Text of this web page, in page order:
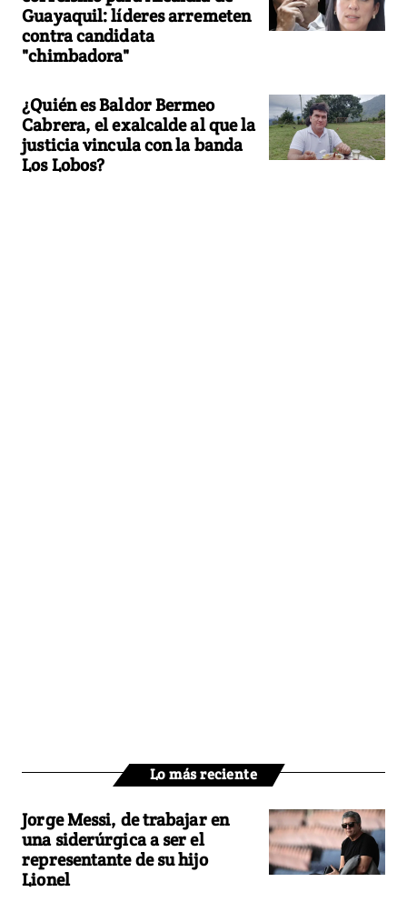
Guayaquil: líderes arremeten
contra candidata
"chimbadora"
¿Quién es Baldor Bermeo
Cabrera, el exalcalde al que la
justicia vincula con la banda
Los Lobos?
Lo más reciente
Jorge Messi, de trabajar en
una siderúrgica a ser el
representante de su hijo
Lionel